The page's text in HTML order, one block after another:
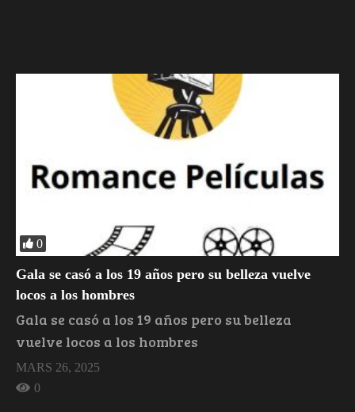
0
Gala se casó a los 19 años pero su belleza vuelve
locos a los hombres
Gala se casó a los 19 años pero su belleza
vuelve locos a los hombres
MARS 26, 2025
0